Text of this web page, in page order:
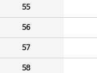
55
56
57
58